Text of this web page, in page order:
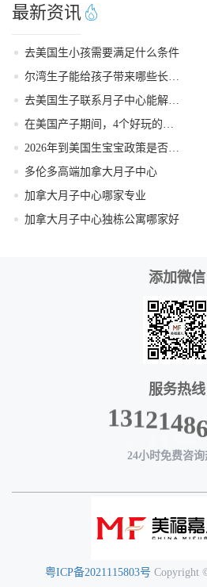
最新资讯
去美国生小孩需要满足什么条件
多伦多高端加拿大月子中心
加拿大月子中心哪家专业
加拿大月子中心独栋公寓哪家好
添加微信
服务热线
13121486
24小时免费咨
粤ICP备2021115803号 Copyright